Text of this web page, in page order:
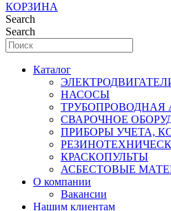
КОРЗИНА
Search
Search
Каталог
НАСОСЫ
ТРУБОПРОВОДНАЯ
СВАРОЧНОЕ
ПРИБОРЫ УЧЕТА,
КРАСКОПУЛЬТЫ
АСБЕСТОВЫЕ
О компании
Вакансии
Нашим клиентам